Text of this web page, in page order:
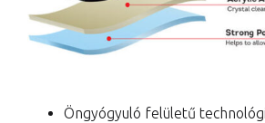
Öngyógyuló felületű